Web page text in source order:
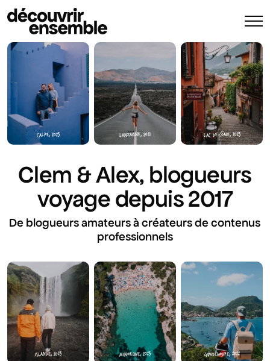
CALPE, 2023 LANZAROTE, 2021 LAC DE CÔME, 2023
Clem & Alex, blogueurs
voyage depuis 2017
De blogueurs amateurs à créateurs de contenus
professionnels
ISLANDE, 2023 MINORQUE, 2023 GUADELOUPE, 2022